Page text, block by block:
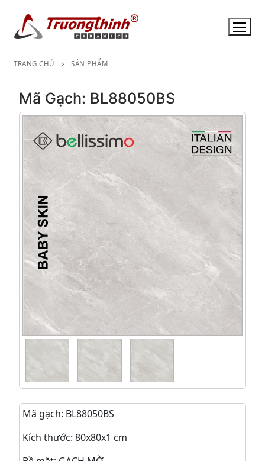
TRANG CHỦ SẢN PHẨM
Mã Gạch: BL88050BS
Mã gạch: BL88050BS
Kích thước: 80x80x1 cm